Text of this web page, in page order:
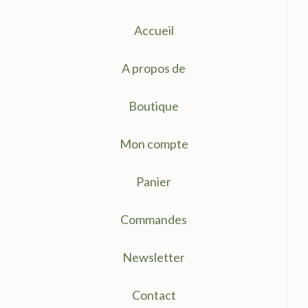
Accueil
A propos de
Boutique
Mon compte
Panier
Commandes
Newsletter
Contact